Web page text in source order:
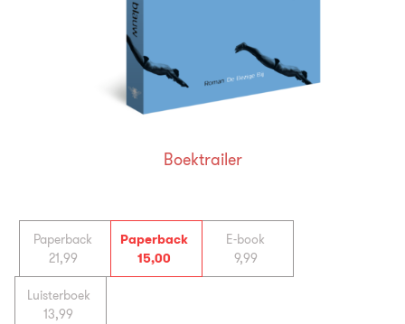
Paperback
21,99
Paperback
15,00
E-book
9,99
Luisterboek
13,99
Boektrailer